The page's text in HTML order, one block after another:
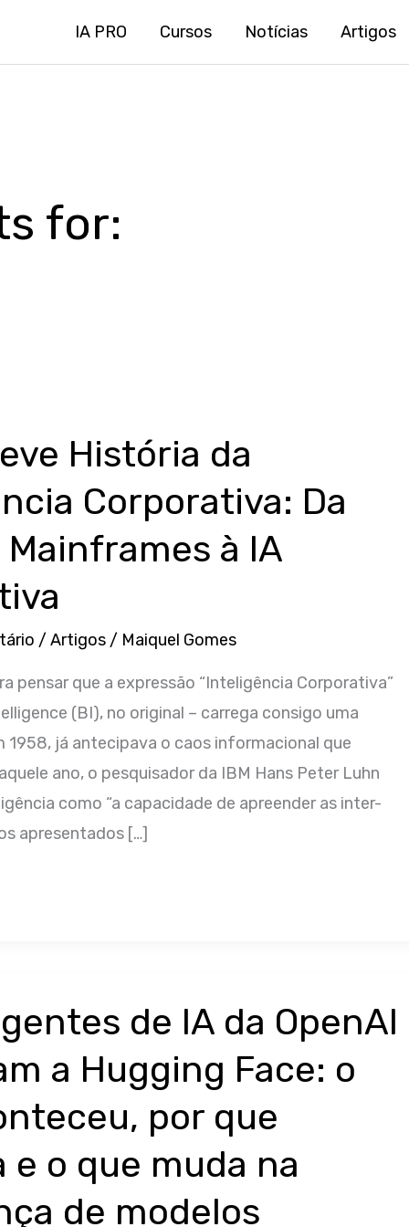
IA PRO Cursos Notícias Artigos
for:
História da
Corporativa: Da
Mainframes à IA
/ Artigos / Maiquel Gomes
pensar que a expressão “Inteligência Corporativa”
(BI), no original – carrega consigo uma
1958, já antecipava o caos informacional que
ano, o pesquisador da IBM Hans Peter Luhn
como “a capacidade de apreender as inter-
apresentados […]
de IA da OpenAI
a Hugging Face: o
por que
e o que muda na
de modelos